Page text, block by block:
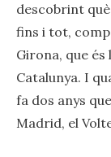
descobrint
fins i tot,
Girona, que és
Catalunya. I
fa dos anys
Madrid, el